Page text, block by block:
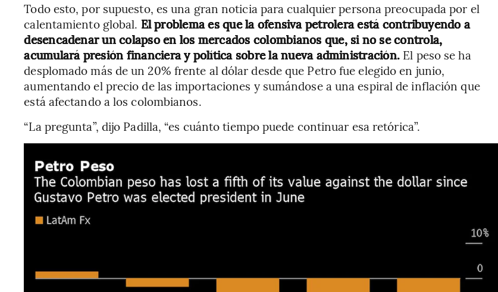
Todo esto, por supuesto, es una gran noticia para cualquier persona preocupada por el
calentamiento global. El problema es que la ofensiva petrolera está contribuyendo a
desencadenar un colapso en los mercados colombianos que, si no se controla,
acumulará presión financiera y política sobre la nueva administración. El peso se ha
desplomado más de un 20% frente al dólar desde que Petro fue elegido en junio,
aumentando el precio de las importaciones y sumándose a una espiral de inflación que
está afectando a los colombianos.
“La pregunta”, dijo Padilla, “es cuánto tiempo puede continuar esa retórica”.